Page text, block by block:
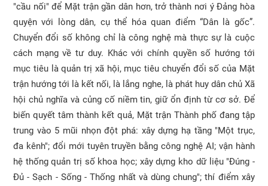
"cầu nối" để Mặt trận gần dân hơn, trở thành nơi ý Đảng hòa
quyện với lòng dân, cụ thể hóa quan điểm “Dân là gốc”.
Chuyển đổi số không chỉ là công nghệ mà thực sự là cuộc
cách mạng về tư duy. Khác với chính quyền số hướng tới
mục tiêu là quản trị xã hội, mục tiêu chuyển đổi số của Mặt
trận hướng tới là kết nối, là lắng nghe, là phát huy dân chủ Xã
hội chủ nghĩa và củng cố niềm tin, giữ ổn định từ cơ sở. Để
biến quyết tâm thành kết quả, Mặt trận Thành phố đang tập
trung vào 5 mũi nhọn đột phá: xây dựng hạ tầng "Một trục,
đa kênh"; đổi mới tuyên truyền bằng công nghệ AI; vận hành
hệ thống quản trị số khoa học; xây dựng kho dữ liệu "Đúng -
Đủ - Sạch - Sống - Thống nhất và dùng chung"; thí điểm xây